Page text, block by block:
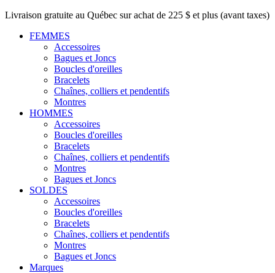
Livraison gratuite au Québec sur achat de 225 $ et plus (avant taxes)
FEMMES
Accessoires
Bagues et Joncs
Boucles d'oreilles
Bracelets
Chaînes, colliers et pendentifs
Montres
HOMMES
Accessoires
Boucles d'oreilles
Bracelets
Chaînes, colliers et pendentifs
Montres
Bagues et Joncs
SOLDES
Accessoires
Boucles d'oreilles
Bracelets
Chaînes, colliers et pendentifs
Montres
Bagues et Joncs
Marques